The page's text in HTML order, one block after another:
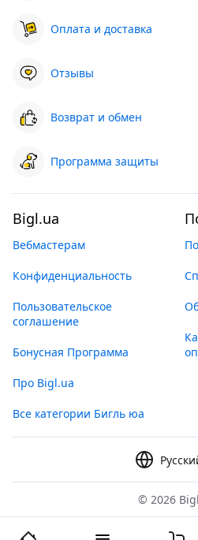
Оплата и доставка
Отзывы
Возврат и обмен
Программа защиты
Bigl.ua
Вебмастерам
Конфиденциальность
Пользовательское
соглашение
Бонусная Программа
Про Bigl.ua
Все категории Бигль юа
© 2026